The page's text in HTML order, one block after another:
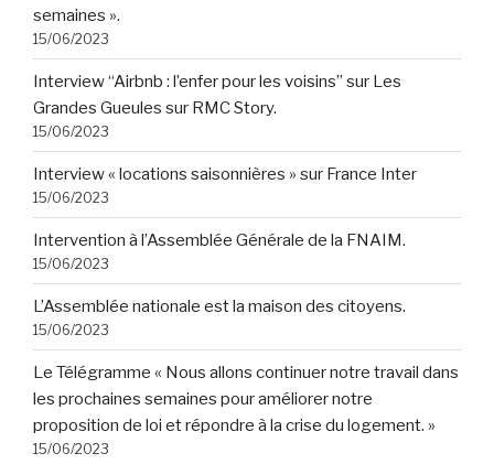
semaines ».
15/06/2023
Interview “Airbnb : l’enfer pour les voisins” sur Les
Grandes Gueules sur RMC Story.
15/06/2023
Interview « locations saisonnières » sur France Inter
15/06/2023
Intervention à l’Assemblée Générale de la FNAIM.
15/06/2023
L’Assemblée nationale est la maison des citoyens.
15/06/2023
Le Télégramme « Nous allons continuer notre travail dans
les prochaines semaines pour améliorer notre
proposition de loi et répondre à la crise du logement. »
15/06/2023